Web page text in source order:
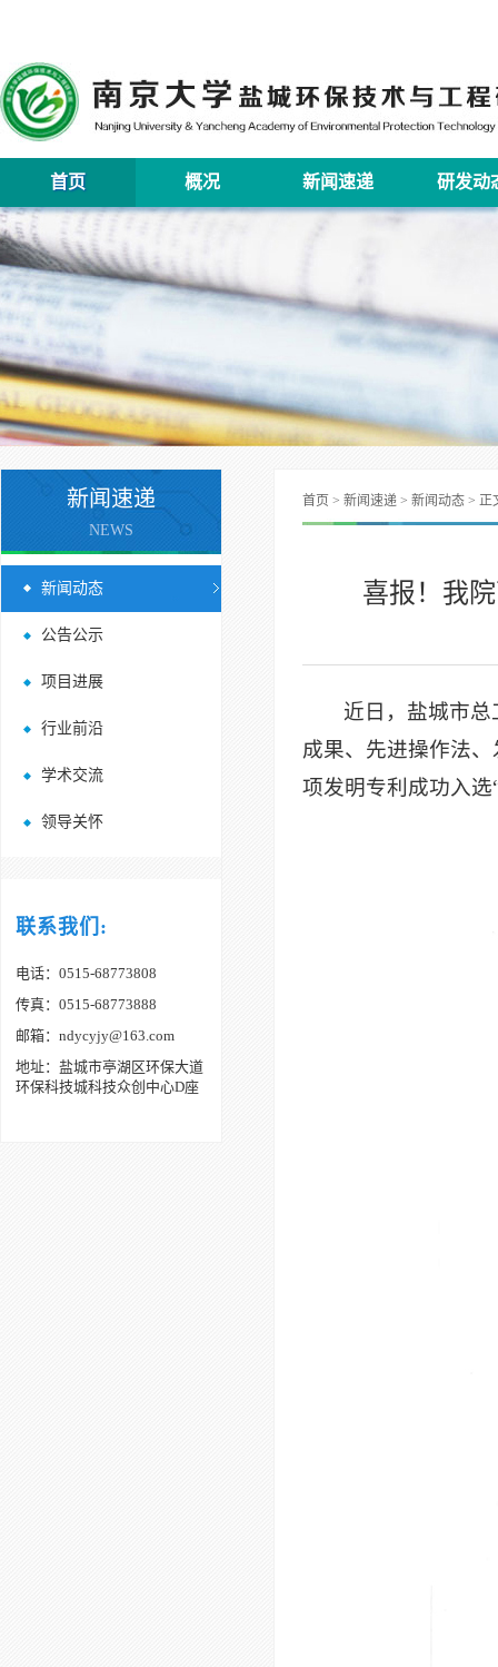
首页 概况 新闻速递 研发动
新闻速递
NEWS
新闻动态
公告公示
项目进展
行业前沿
学术交流
领导关怀
联系我们:
电话：0515-68773808
传真：0515-68773888
邮箱：ndycyjy@163.com
地址：盐城市亭湖区环保大道
环保科技城科技众创中心D座
首页 > 新闻速递 > 新闻动态 > 正
喜报！我
近日，盐城市
成果、先进操作法
项发明专利成功入选